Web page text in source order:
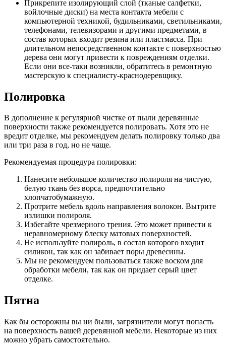
Прикрепите изолирующий слой (тканые салфетки,
войлочные диски) на места контакта мебели с
компьютерной техникой, будильниками, светильниками,
телефонами, телевизорами и другими предметами, в
состав которых входит резина или пластмасса. При
длительном непосредственном контакте с поверхностью
дерева они могут привести к повреждениям отделки.
Если они все-таки возникли, обратитесь в ремонтную
мастерскую к специалисту-краснодеревщику.
Полировка
В дополнение к регулярной чистке от пыли деревянные
поверхности также рекомендуется полировать. Хотя это не
вредит отделке, мы рекомендуем делать полировку только два
или три раза в год, но не чаще.
Рекомендуемая процедура полировки:
Нанесите небольшое количество полироля на чистую,
белую ткань без ворса, предпочтительно
хлопчатобумажную.
Протрите мебель вдоль направления волокон. Вытрите
излишки полироля.
Избегайте чрезмерного трения. Это может привести к
неравномерному блеску матовых поверхностей.
Не используйте полироль, в состав которого входит
силикон, так как он забивает поры древесины.
Мы не рекомендуем пользоваться также воском для
обработки мебели, так как он придает серый цвет
отделке.
Пятна
Как бы осторожны вы ни были, загрязнители могут попасть
на поверхность вашей деревянной мебели. Некоторые из них
можно убрать самостоятельно.